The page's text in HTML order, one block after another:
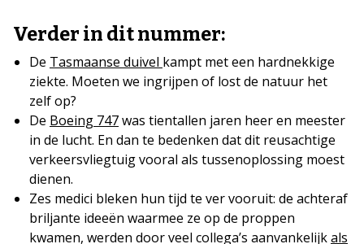
Verder in dit nummer:
De Tasmaanse duivel kampt met een hardnekkige
ziekte. Moeten we ingrijpen of lost de natuur het
zelf op?
De Boeing 747was tientallen jaren heer en meester
in de lucht. En dan te bedenken dat dit reusachtige
verkeersvliegtuig vooral als tussenoplossing moest
dienen.
Zes medici bleken hun tijd te ver vooruit: de achteraf
briljante ideeën waarmee ze op de proppen
kwamen, werden door veel collega’s aanvankelijkals